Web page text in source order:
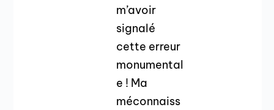
m’avoir
signalé
cette erreur
monumental
e ! Ma
méconnaiss